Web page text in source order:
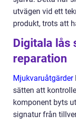
utvägen vid ett
produkt, trots att
Digitala lås
reparation
Mjukvaruåtgärder
sätten att
komponent byts
signatur från